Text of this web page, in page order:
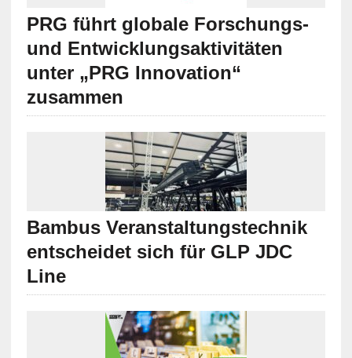
PRG führt globale Forschungs-
und Entwicklungsaktivitäten
unter „PRG Innovation“
zusammen
Bambus Veranstaltungstechnik
entscheidet sich für GLP JDC
Line